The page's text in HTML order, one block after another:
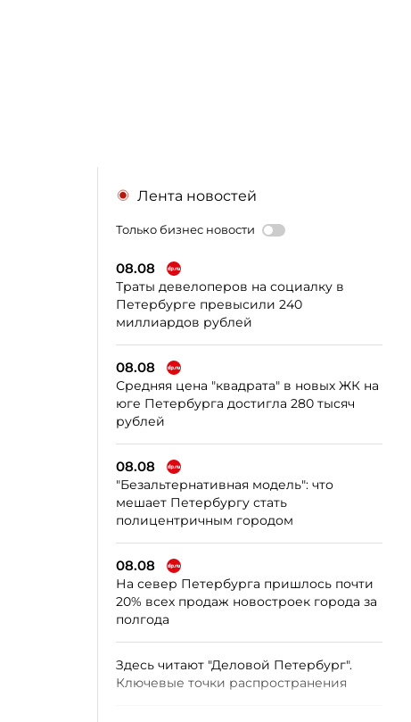
Лента новостей
Только бизнес новости
08.08
Траты девелоперов на социалку в
Петербурге превысили 240
миллиардов рублей
08.08
Средняя цена "квадрата" в новых ЖК на
юге Петербурга достигла 280 тысяч
рублей
08.08
"Безальтернативная модель": что
мешает Петербургу стать
полицентричным городом
08.08
На север Петербурга пришлось почти
20% всех продаж новостроек города за
полгода
Здесь читают "Деловой Петербург".
Ключевые точки распространения